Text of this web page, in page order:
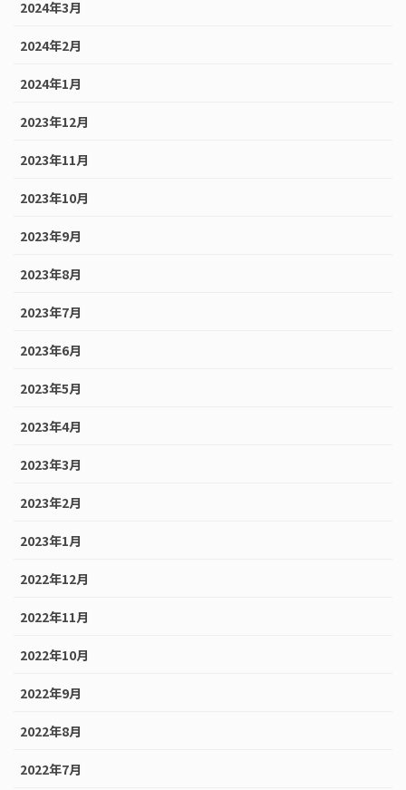
2024年3月
2024年2月
2024年1月
2023年12月
2023年11月
2023年10月
2023年9月
2023年8月
2023年7月
2023年6月
2023年5月
2023年4月
2023年3月
2023年2月
2023年1月
2022年12月
2022年11月
2022年10月
2022年9月
2022年8月
2022年7月